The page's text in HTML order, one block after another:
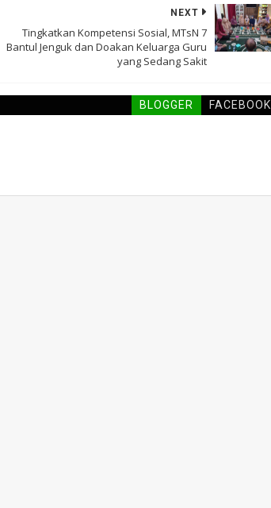
NEXT
Tingkatkan Kompetensi Sosial, MTsN 7
Bantul Jenguk dan Doakan Keluarga Guru
yang Sedang Sakit
BLOGGER FACEBOOK